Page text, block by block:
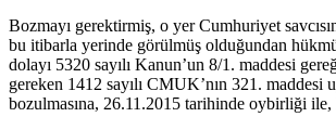
Bozmayı gerektirmiş, o yer Cumhuriyet
bu itibarla yerinde görülmüş olduğundan
dolayı 5320 sayılı Kanun’un 8/1. maddesi
gereken 1412 sayılı CMUK’nın 321. maddesi
bozulmasına, 26.11.2015 tarihinde oybirliği